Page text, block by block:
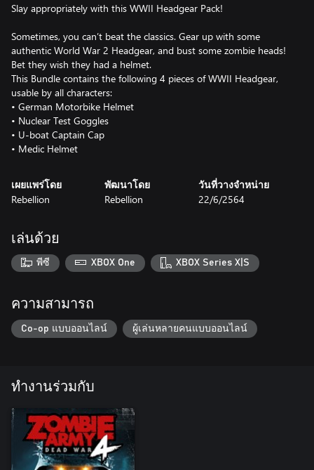
Slay appropriately with this WWII Headgear Pack!
Sometimes, you can’t beat the classics. Gear up with some
authentic World War 2 Headgear, and bust some zombie heads!
Bet they wish they had a helmet.
This Bundle contains the following 4 pieces of WWII Headgear,
usable by all characters:
• German Motorbike Helmet
• Nuclear Test Goggles
• U-boat Captain Cap
• Medic Helmet
เผยแพร่โดย
Rebellion
พัฒนาโดย
Rebellion
วันที่วางจำหน่าย
22/6/2564
เล่นด้วย
พีซี XBOX One XBOX Series X|S
ความสามารถ
Co-op แบบออนไลน์ ผู้เล่นหลายคนแบบออนไลน์
ทำงานร่วมกับ